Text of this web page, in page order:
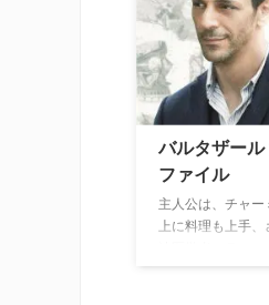
バルタザー
ファイル
主人公は、チャ
上に料理も上手